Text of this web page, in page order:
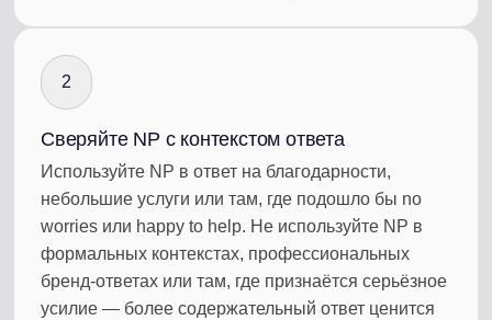
2
Сверяйте NP с контекстом ответа
Используйте NP в ответ на благодарности,
небольшие услуги или там, где подошло бы no
worries или happy to help. Не используйте NP в
формальных контекстах, профессиональных
бренд-ответах или там, где признаётся серьёзное
усилие — более содержательный ответ ценится